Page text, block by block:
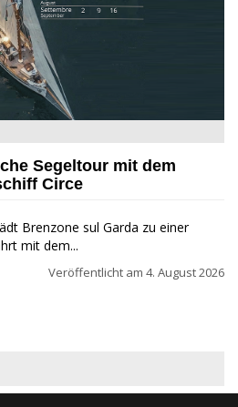
Circe auf dem Gardasee.
Segeltour mit dem
Circe
Brenzone sul Garda zu einer
mit dem...
Veröffentlicht am 4. August 2026